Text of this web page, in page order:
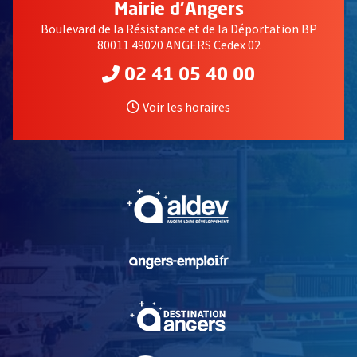
Mairie d'Angers
Boulevard de la Résistance et de la Déportation BP
80011 49020 ANGERS Cedex 02
02 41 05 40 00
Voir les horaires
, Ouvre une nouvelle